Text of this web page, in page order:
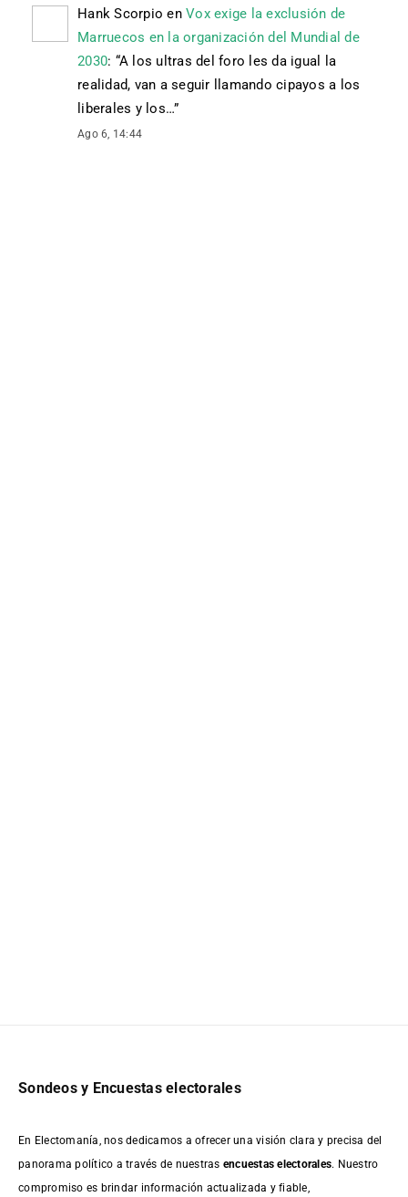
Hank Scorpio en Vox exige la exclusión de
Marruecos en la organización del Mundial de
2030: “A los ultras del foro les da igual la
realidad, van a seguir llamando cipayos a los
liberales y los…”
Ago 6, 14:44
Sondeos y Encuestas electorales
En Electomanía, nos dedicamos a ofrecer una visión clara y precisa del
panorama político a través de nuestras encuestas electorales. Nuestro
compromiso es brindar información actualizada y fiable,